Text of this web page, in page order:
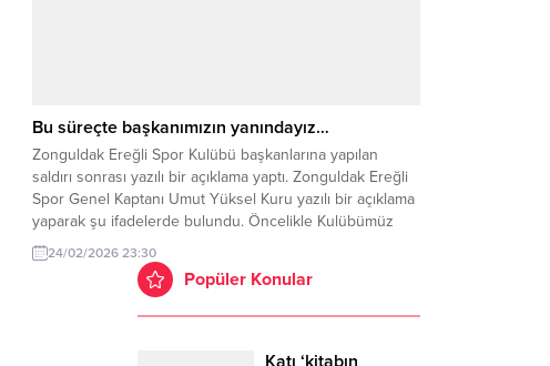
Bu süreçte başkanımızın yanındayız…
Zonguldak Ereğli Spor Kulübü başkanlarına yapılan
saldırı sonrası yazılı bir açıklama yaptı. Zonguldak Ereğli
Spor Genel Kaptanı Umut Yüksel Kuru yazılı bir açıklama
yaparak şu ifadelerde bulundu. Öncelikle Kulübümüz
Başkanı Kaan Kocaman’a yapılan fiili saldırı nedeni ile
yaşadığımız derin üzüntüyü belirtmek isteriz. Kdz Ereğli
Belediyespor Başkanı Recep Yılmaz, Kulüp Başkanımız...
24/02/2026 23:30
Popüler Konular